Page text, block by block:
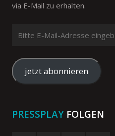
via E-Mail zu erhalten.
Mail-
Adresse
eingeben
jetzt abonnieren
PRESSPLAY FOLGEN